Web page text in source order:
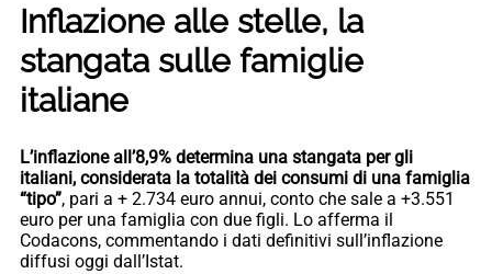
Inflazione alle stelle, la
stangata sulle famiglie
italiane
L’inflazione all’8,9% determina una stangata per gli
italiani, considerata la totalità dei consumi di una famiglia
“tipo”, pari a + 2.734 euro annui, conto che sale a +3.551
euro per una famiglia con due figli. Lo afferma il
Codacons, commentando i dati definitivi sull’inflazione
diffusi oggi dall’Istat.